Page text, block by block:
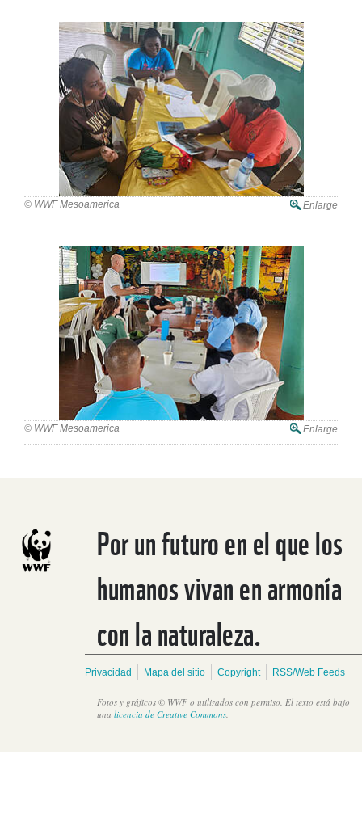
Se impulsan acciones educativas para la conservación y
restauración de los manglares en Belice
© WWF Mesoamerica Enlarge
© WWF Mesoamerica Enlarge
Por un futuro en el que los
humanos vivan en armonía
con la naturaleza.
Privacidad Mapa del sitio Copyright RSS/Web Feeds
Fotos y gráficos © WWF o utilizados con permiso. El texto está bajo
una licencia de Creative Commons.